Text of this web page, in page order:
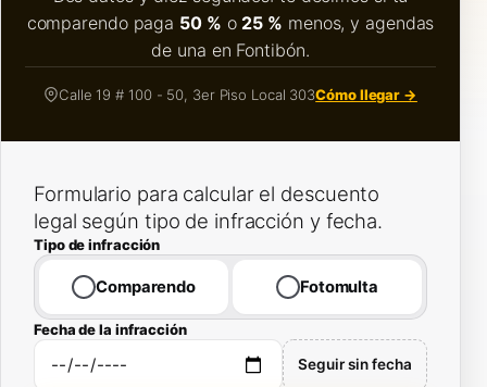
comparendo paga 50 % o 25 % menos, y agendas
de una en Fontibón.
Calle 19 # 100 - 50, 3er Piso Local 303Cómo llegar →
Formulario para calcular el descuento
legal según tipo de infracción y fecha.
Tipo de infracción
Comparendo Fotomulta
Fecha de la infracción
Seguir sin fecha